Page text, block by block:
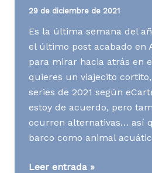
29 de diciembre de 2021
Es la última semana del
el último post acabado en
para mirar hacia atrás en
quieres un viajecito
series de 2021 según
estoy de acuerdo, pero
ocurren alternativas… así
barco como animal
Media
Leer entrada »